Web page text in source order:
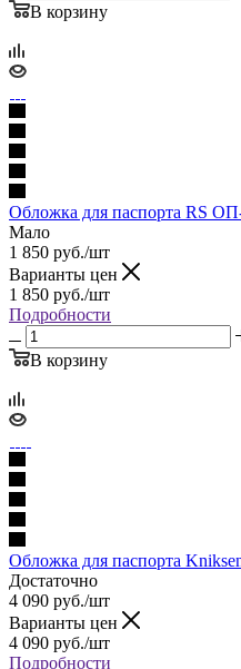
В корзину
Обложка для паспорта RS
Мало
1 850 руб./шт
Варианты цен
1 850 руб./шт
Подробности
В корзину
Обложка для паспорта
Достаточно
4 090 руб./шт
Варианты цен
4 090 руб./шт
Подробности